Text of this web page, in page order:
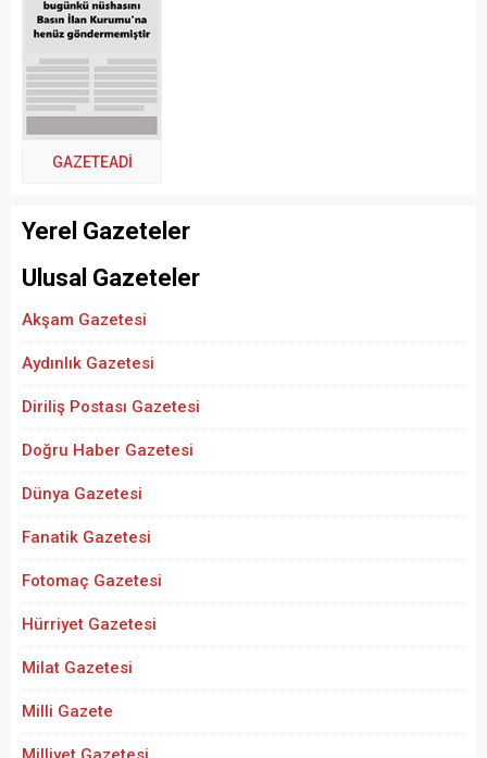
GAZETEADI
Yerel Gazeteler
Ulusal Gazeteler
Akşam Gazetesi
Aydınlık Gazetesi
Diriliş Postası Gazetesi
Doğru Haber Gazetesi
Dünya Gazetesi
Fanatik Gazetesi
Fotomaç Gazetesi
Hürriyet Gazetesi
Milat Gazetesi
Milli Gazete